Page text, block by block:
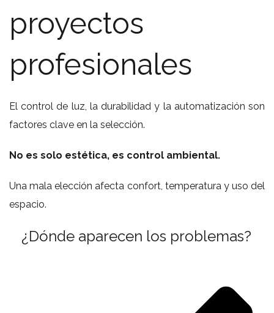
proyectos
profesionales
El control de luz, la durabilidad y la automatización son
factores clave en la selección.
No es solo estética, es control ambiental.
Una mala elección afecta confort, temperatura y uso del
espacio.
¿Dónde aparecen los problemas?